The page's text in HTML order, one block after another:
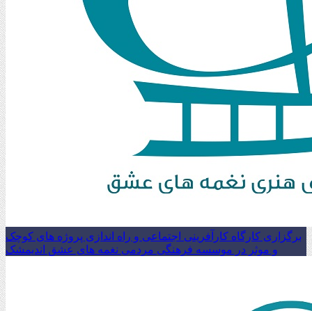
برگزاری کارگاه کارآفرینی اجتماعی و راه اندازی پروژه های کوچک
و موثر در موسسه فرهنگی مردمی نغمه های عشق اندیمشک